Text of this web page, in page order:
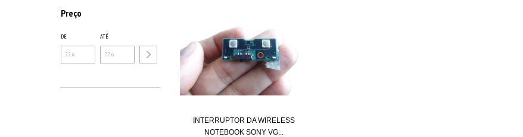
Preço
DE ATÉ
INTERRUPTOR DA WIRELESS
NOTEBOOK SONY VG...